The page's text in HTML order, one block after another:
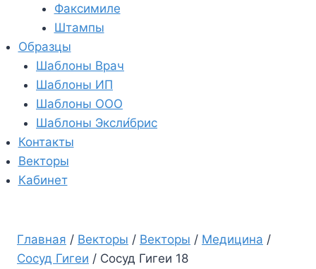
Факсимиле
Штампы
Образцы
Шаблоны Врач
Шаблоны ИП
Шаблоны ООО
Шаблоны Эксли́брис
Контакты
Векторы
Кабинет
Главная / Векторы / Векторы / Медицина /
Сосуд Гигеи / Сосуд Гигеи 18